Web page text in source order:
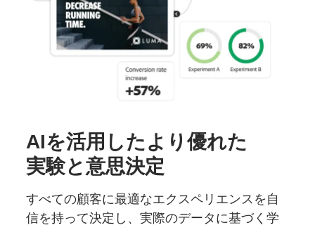
AIを活用したより優れた
実験と意思決定
すべての顧客に最適なエクスペリエンスを自
信を持って決定し、実際のデータに基づく学